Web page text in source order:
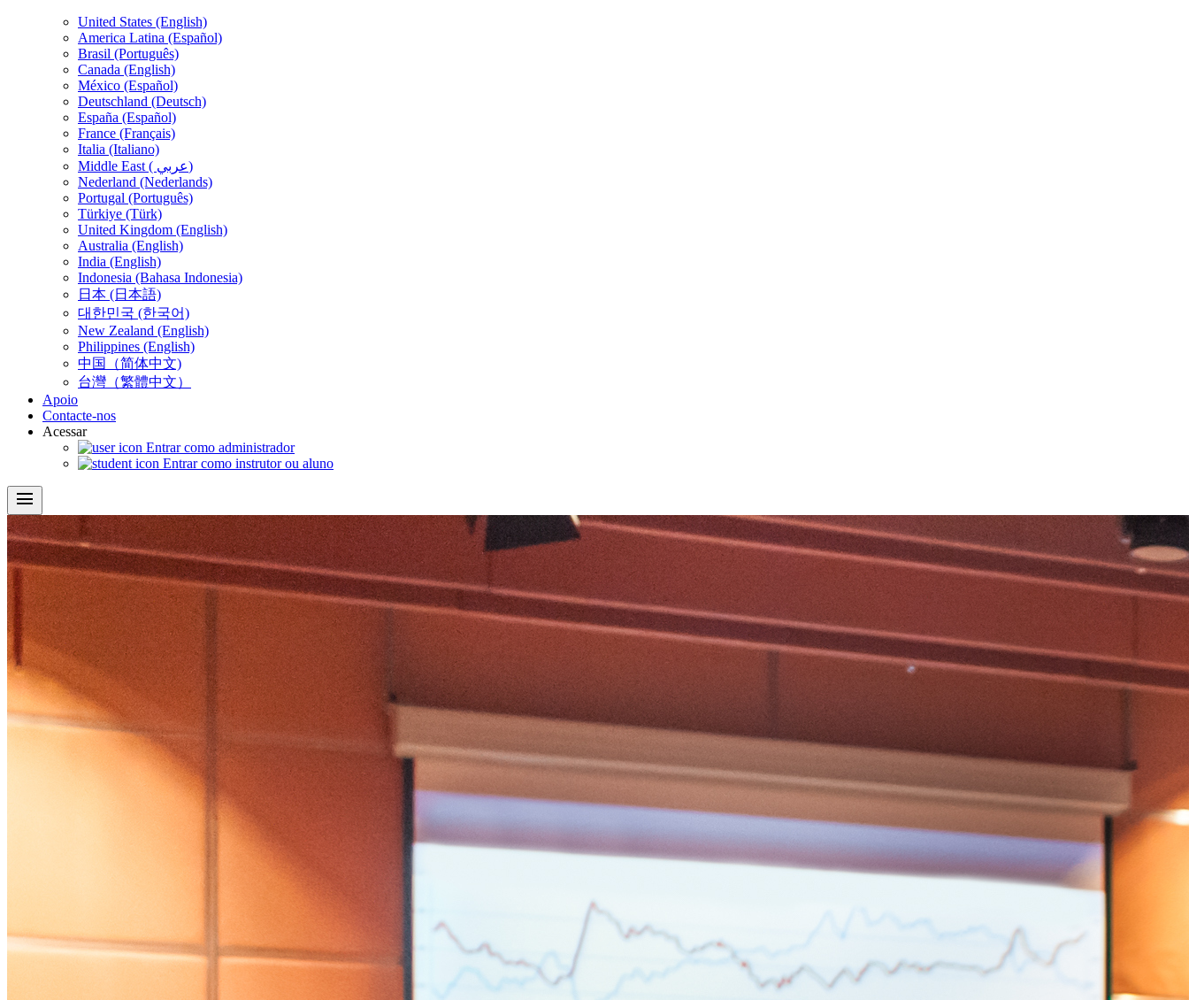
United States (English)
America Latina (Español)
Brasil (Português)
Canada (English)
México (Español)
Deutschland (Deutsch)
España (Español)
France (Français)
Italia (Italiano)
Middle East ( عربي)
Nederland (Nederlands)
Portugal (Português)
Türkiye (Türk)
United Kingdom (English)
Australia (English)
India (English)
Indonesia (Bahasa Indonesia)
日本 (日本語)
대한민국 (한국어)
New Zealand (English)
Philippines (English)
中国（简体中文)
台灣（繁體中文）
Apoio
Contacte-nos
Acessar
Entrar como administrador
Entrar como instrutor ou aluno
menu